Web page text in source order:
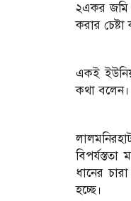
২একর জমি
করার চেষ্টা
একই
কথা বলেন।
ধানের
হচ্ছে।